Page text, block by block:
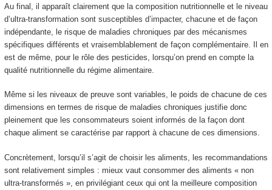
Au final, il apparaît clairement que la composition nutritionnelle et le niveau
d’ultra-transformation sont susceptibles d’impacter, chacune et de façon
indépendante, le risque de maladies chroniques par des mécanismes
spécifiques différents et vraisemblablement de façon complémentaire. Il en
est de même, pour le rôle des pesticides, lorsqu’on prend en compte la
qualité nutritionnelle du régime alimentaire.
Même si les niveaux de preuve sont variables, le poids de chacune de ces
dimensions en termes de risque de maladies chroniques justifie donc
pleinement que les consommateurs soient informés de la façon dont
chaque aliment se caractérise par rapport à chacune de ces dimensions.
Concrètement, lorsqu’il s’agit de choisir les aliments, les recommandations
sont relativement simples : mieux vaut consommer des aliments « non
ultra-transformés », en privilégiant ceux qui ont la meilleure composition